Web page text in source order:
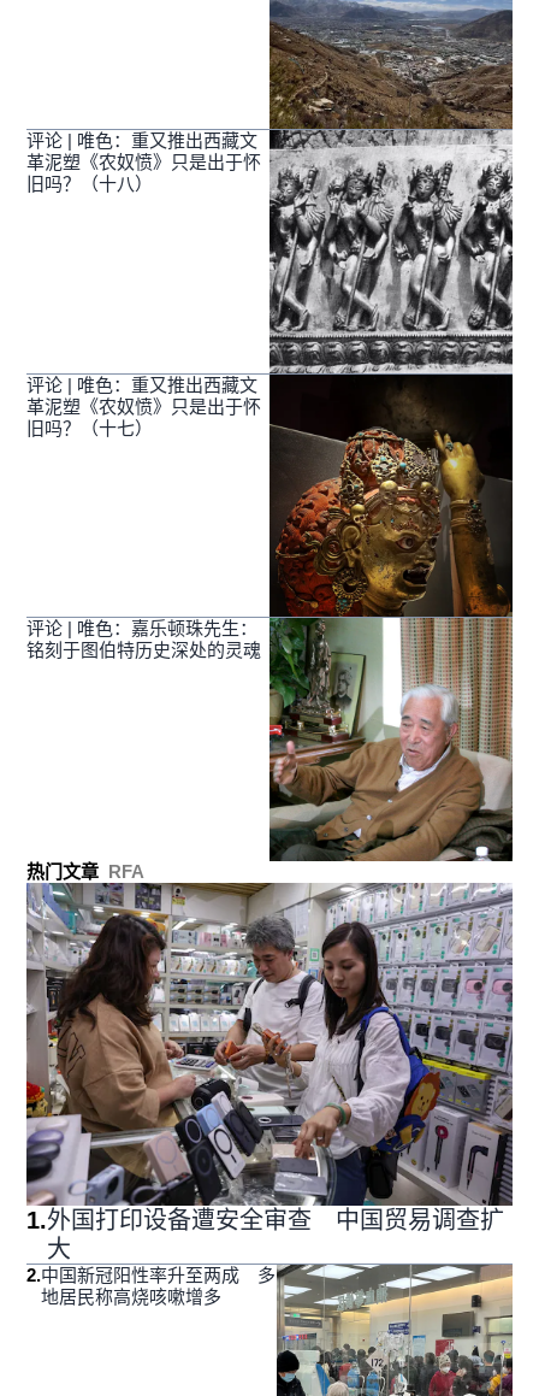
评论 | 唯色：重又推出西藏文
革泥塑《农奴愤》只是出于怀
旧吗？（十八）
评论 | 唯色：重又推出西藏文
革泥塑《农奴愤》只是出于怀
旧吗？（十七）
评论 | 唯色：嘉乐顿珠先生：
铭刻于图伯特历史深处的灵魂
热门文章 RFA
1.外国打印设备遭安全审查 中国贸易调查扩
大
2.中国新冠阳性率升至两成 多
地居民称高烧咳嗽增多